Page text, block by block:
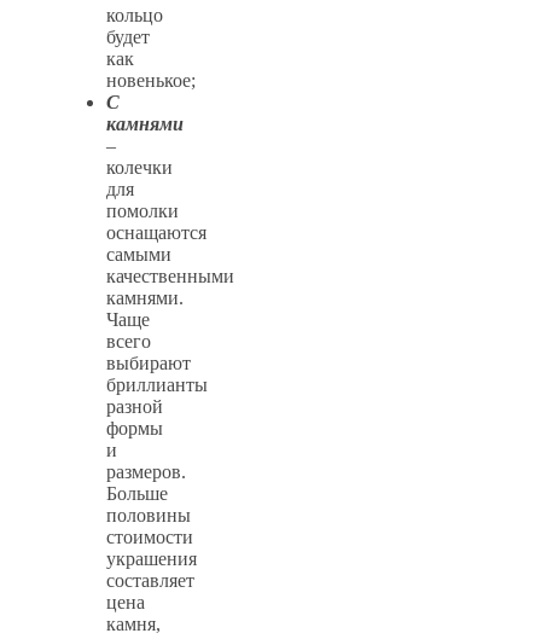
кольцо
будет
как
новенькое;
С
камнями
–
колечки
для
помолки
оснащаются
самыми
качественными
камнями.
Чаще
всего
выбирают
бриллианты
разной
формы
и
размеров.
Больше
половины
стоимости
украшения
составляет
цена
камня,